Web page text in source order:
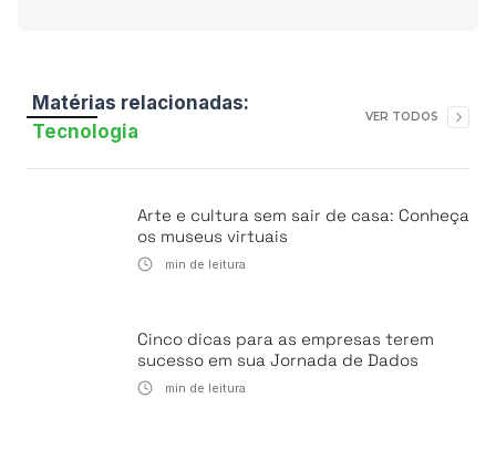
Matérias relacionadas:
Tecnologia
VER TODOS
Arte e cultura sem sair de casa: Conheça
os museus virtuais
min de leitura
Cinco dicas para as empresas terem
sucesso em sua Jornada de Dados
min de leitura